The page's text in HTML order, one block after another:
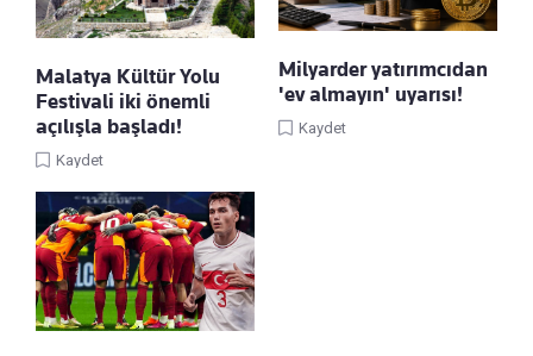
Malatya Kültür Yolu
Festivali iki önemli
açılışla başladı!
Kaydet
Milyarder yatırımcıdan
'ev almayın' uyarısı!
Kaydet